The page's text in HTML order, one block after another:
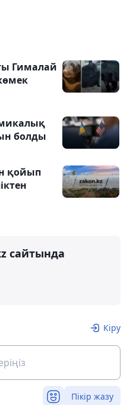
Гималай
болды
қойып
сайтында
Кіру
Пікір жазу